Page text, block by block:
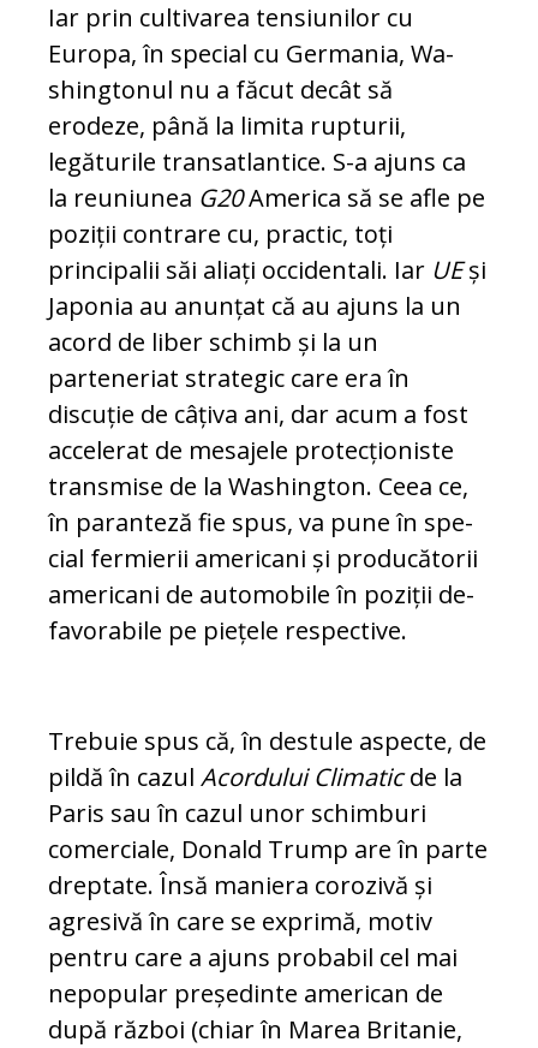
Iar prin cultivarea tensiunilor cu
Europa, în special cu Germania, Wa­
shing­tonul nu a făcut decât să
erodeze, până la limita rupturii,
legăturile transatlantice. S-a ajuns ca
la reuniunea G20America să se afle pe
poziții contrare cu, practic, toți
principalii săi aliați occidentali. Iar UEși
Japonia au anunțat că au ajuns la un
acord de liber schimb și la un
parteneriat stra­tegic care era în
discuție de câțiva ani, dar acum a fost
accelerat de mesajele pro­tec­ționiste
transmise de la Washington. Ceea ce,
în paranteză fie spus, va pune în spe­
cial fermierii americani și producătorii
americani de automobile în poziții de­
fa­vorabile pe piețele respective.
Trebuie spus că, în destule as­pecte, de
pildă în cazul Acor­du­lui Climaticde la
Paris sau în cazul unor schimburi
comerciale, Donald Trump are în parte
drep­tate. Însă maniera corozivă și
agresivă în care se exprimă, motiv
pentru care a ajuns probabil cel mai
nepopular președinte american de
după război (chiar în Marea Britanie,